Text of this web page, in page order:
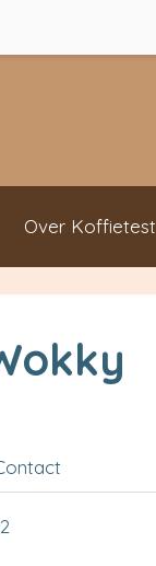
Over Koffietest